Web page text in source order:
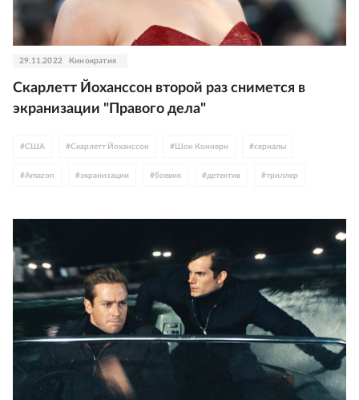
29.11.2022 Кинократия
Скарлетт Йоханссон второй раз снимется в
экранизации "Правого дела"
#США #Скарлетт Йоханссон # Шон Коннери #сериалы
#Amazon #экранизации #боевик # детектив #триллер